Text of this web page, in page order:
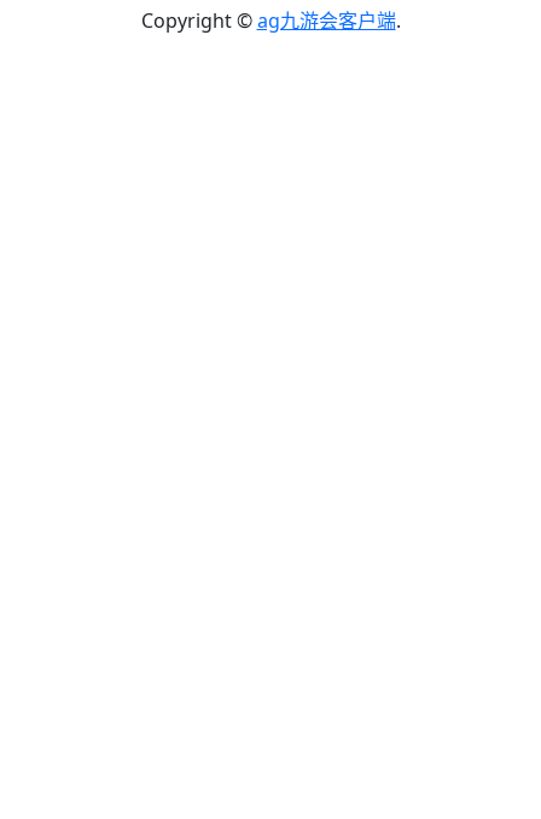
Copyright ©ag九游会客户端.